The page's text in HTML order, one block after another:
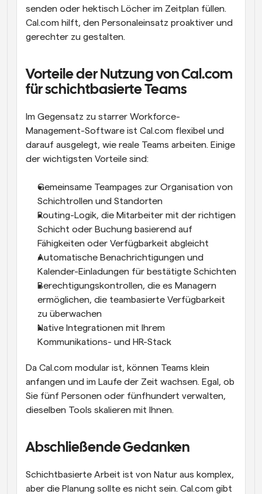
senden oder hektisch Löcher im Zeitplan füllen.
Cal.com hilft, den Personaleinsatz proaktiver und
gerechter zu gestalten.
Vorteile der Nutzung von Cal.com
für schichtbasierte Teams
Im Gegensatz zu starrer Workforce-
Management-Software ist Cal.com flexibel und
darauf ausgelegt, wie reale Teams arbeiten. Einige
der wichtigsten Vorteile sind:
Gemeinsame Teampages zur Organisation von
Schichtrollen und Standorten
Routing-Logik, die Mitarbeiter mit der richtigen
Schicht oder Buchung basierend auf
Fähigkeiten oder Verfügbarkeit abgleicht
Automatische Benachrichtigungen und
Kalender-Einladungen für bestätigte Schichten
Berechtigungskontrollen, die es Managern
ermöglichen, die teambasierte Verfügbarkeit
zu überwachen
Native Integrationen mit Ihrem
Kommunikations- und HR-Stack
Da Cal.com modular ist, können Teams klein
anfangen und im Laufe der Zeit wachsen. Egal, ob
Sie fünf Personen oder fünfhundert verwalten,
dieselben Tools skalieren mit Ihnen.
Abschließende Gedanken
Schichtbasierte Arbeit ist von Natur aus komplex,
aber die Planung sollte es nicht sein. Cal.com gibt